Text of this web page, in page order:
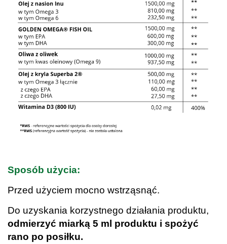
Sposób użycia:
Przed użyciem mocno wstrząsnąć.
Do uzyskania korzystnego działania produktu,
odmierzyć miarką 5 ml produktu i spożyć
rano po posiłku.